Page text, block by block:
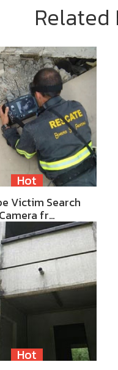
Related
Hot
Victim Search
Camera fr…
Hot